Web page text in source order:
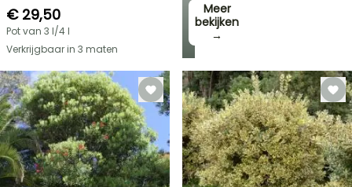
FLASH-
SALES
TOT
30%
Meer
bekijken
→
€ 29,50
Pot van 3 l/4 l
Verkrijgbaar in 3 maten